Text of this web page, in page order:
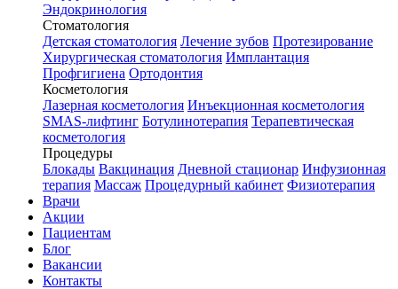
Эндокринология
Стоматология
Детская стоматология Лечение зубов Протезирование
Хирургическая стоматология Имплантация
Профгигиена Ортодонтия
Косметология
Лазерная косметология Инъекционная косметология
SMAS-лифтинг Ботулинотерапия Терапевтическая
косметология
Процедуры
Блокады Вакцинация Дневной стационар Инфузионная
терапия Массаж Процедурный кабинет Физиотерапия
Врачи
Акции
Пациентам
Блог
Вакансии
Контакты